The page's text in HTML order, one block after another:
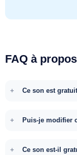
FAQ à
Ce son est
Puis-je modifier
Ce son est-il